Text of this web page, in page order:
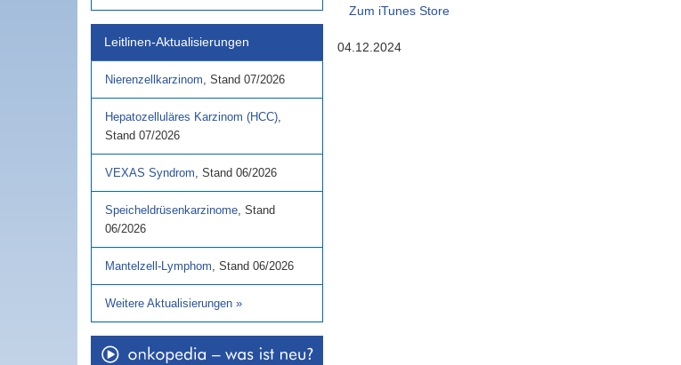
Leitlinen-Aktualisierungen
Nierenzellkarzinom, Stand 07/2026
Hepatozelluläres Karzinom (HCC),
Stand 07/2026
VEXAS Syndrom, Stand 06/2026
Speicheldrüsenkarzinome, Stand
06/2026
Mantelzell-Lymphom, Stand 06/2026
Weitere Aktualisierungen »
Zum iTunes Store
04.12.2024